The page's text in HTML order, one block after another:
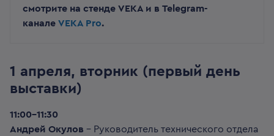
смотрите на стенде VEKA и в Telegram-
канале VEKA Pro.
1 апреля, вторник (первый день
выставки)
11:00-11:30
Андрей Окулов – Руководитель технического отдела